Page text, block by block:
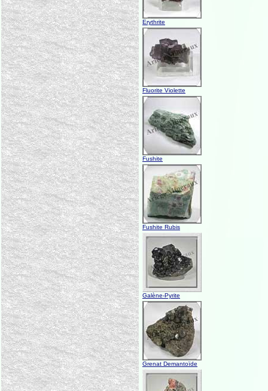
Erythrite
Fluorite Violette
Fushite
Fushite Rubis
Galène-Pyrite
Grenat Demantoïde